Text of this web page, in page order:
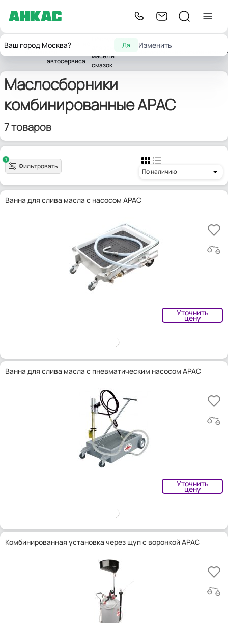
Ваш город Москва? Да Изменить
Главная
Оборудование
автосервиса
для замены
масел и
смазок
Маслосборники
комбинированные APAC
7 товаров
1
Фильтровать
По наличию
Ванна для слива масла с насосом APAC
Уточнить
цену
Ванна для слива масла с пневматическим насосом APAC
Уточнить
цену
Комбинированная установка через щуп с воронкой APAC